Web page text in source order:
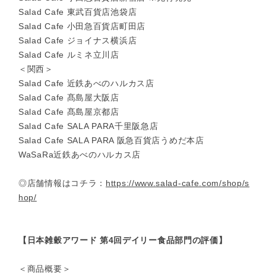
Salad Cafe 東武百貨店池袋店
Salad Cafe 小田急百貨店町田店
Salad Cafe ジョイナス横浜店
Salad Cafe ルミネ立川店
＜関西＞
Salad Cafe 近鉄あべのハルカス店
Salad Cafe 髙島屋大阪店
Salad Cafe 髙島屋京都店
Salad Cafe SALA PARA千里阪急店
Salad Cafe SALA PARA 阪急百貨店うめだ本店
WaSaRa近鉄あべのハルカス店
◎店舗情報はコチラ： https://www.salad-cafe.com/shop/s
hop/
【日本雑穀アワード 第4回デイリー食品部門の評価】
＜商品概要＞